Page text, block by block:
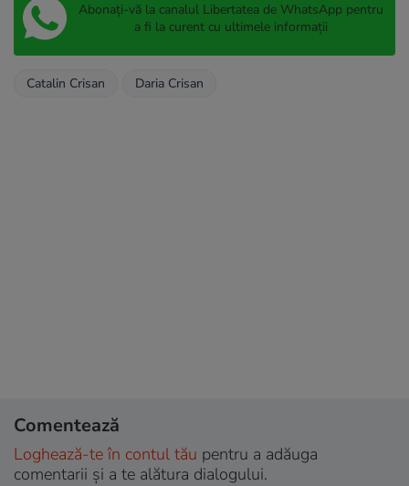
Abonați-vă la canalul Libertatea de WhatsApp pentru
a fi la curent cu ultimele informații
Catalin Crisan Daria Crisan
Comentează
Loghează-te în contul tău pentru a adăuga
comentarii și a te alătura dialogului.